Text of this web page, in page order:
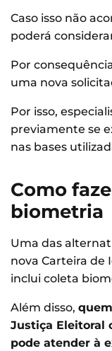
Caso isso não
poderá
Por
uma nova
Por isso,
previamente se
nas bases
Como
biometria
Uma das
nova Carteira de
inclui coleta
Além disso,
Justiça Eleitoral
pode atender à